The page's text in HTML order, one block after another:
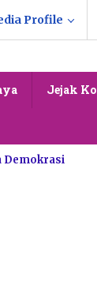
Profile
Jejak
Demokrasi